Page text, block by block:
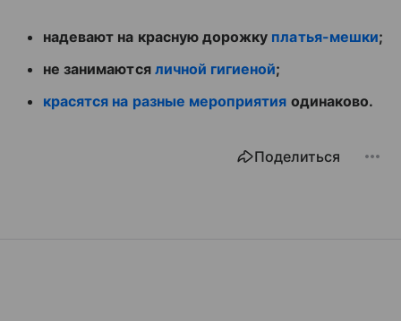
надевают на красную дорожку платья-мешки;
не занимаются личной гигиеной;
красятся на разные мероприятия одинаково.
Поделиться